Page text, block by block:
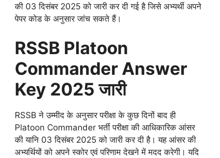
की 03 दिसंबर 2025 को जारी कर दी गई है जिसे अभ्यर्थी अपने
पेपर कोड के अनुसार जांच सकते हैं।
RSSB Platoon
Commander Answer
Key 2025 जारी
RSSB ने उम्मीद के अनुसार परीक्षा के कुछ दिनों बाद ही
Platoon Commander भर्ती परीक्षा की आधिकारिक आंसर
की यानि 03 दिसंबर 2025 को जारी कर दी है। यह आंसर की
अभ्यर्थियों को अपने स्कोर एवं परिणाम देखने में मदद करेगी। यदि